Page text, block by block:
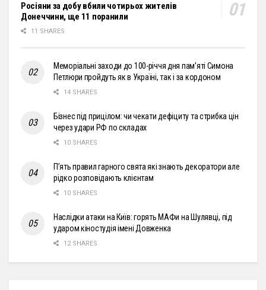
Росіяни за добу вбили чотирьох жителів
Донеччини, ще 11 поранили
11 SHARES
Меморіальні заходи до 100-річчя дня пам’яті Симона
Петлюри пройдуть як в Україні, так і за кордоном
14 SHARES
Бізнес під прицілом: чи чекати дефіциту та стрибка цін
через удари РФ по складах
10 SHARES
П’ять правил гарного свята які знають декоратори але
рідко розповідають клієнтам
10 SHARES
Наслідки атаки на Київ: горять МАФи на Шулявці, під
ударом кіностудія імені Довженка
12 SHARES